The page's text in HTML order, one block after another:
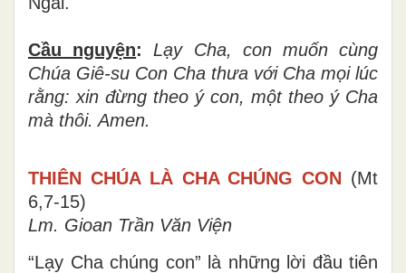
Cầu nguyện: Lạy Cha, con muốn cùng
Chúa Giê-su Con Cha thưa với Cha mọi lúc
rằng: xin đừng theo ý con, một theo ý Cha
mà thôi. Amen.
THIÊN CHÚA LÀ CHA CHÚNG CON (Mt
6,7-15)
Lm. Gioan Trần Văn Viện
“Lạy Cha chúng con” là những lời đầu tiên